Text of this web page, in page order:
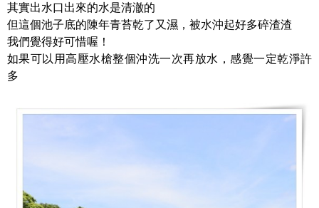
其實出水口出來的水是清澈的
但這個池子底的陳年青苔乾了又濕，被水沖起好多碎渣渣
我們覺得好可惜喔！
如果可以用高壓水槍整個沖洗一次再放水，感覺一定乾淨許
多